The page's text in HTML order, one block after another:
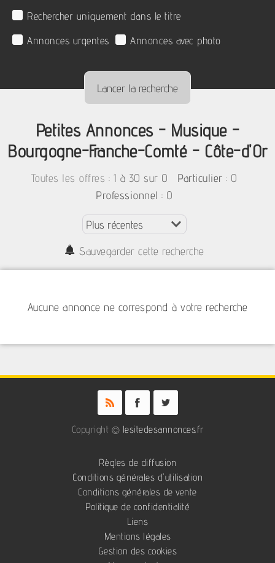
Rechercher uniquement dans le titre
Annonces urgentes
Annonces avec photo
Petites Annonces - Musique -
Bourgogne-Franche-Comté - Côte-d'Or
Toutes les offres : 1 à 30 sur 0 Particulier : 0
Professionnel : 0
Sauvegarder cette recherche
Aucune annonce ne correspond à votre recherche
Copyright © lesitedesannonces.fr
Règles de diffusion
Conditions générales d'utilisation
Conditions générales de vente
Politique de confidentialité
Liens
Mentions légales
Gestion des cookies